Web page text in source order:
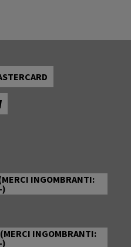
INGOMBRANTI:
)
INGOMBRANTI:
)